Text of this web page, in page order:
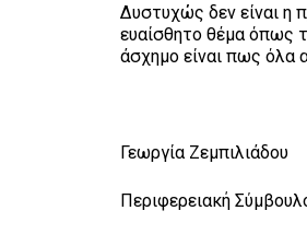
Δυστυχώς δεν είναι η
ευαίσθητο θέμα όπως
άσχημο είναι πως όλα
Γεωργία Ζεμπιλιάδου
Περιφερειακή